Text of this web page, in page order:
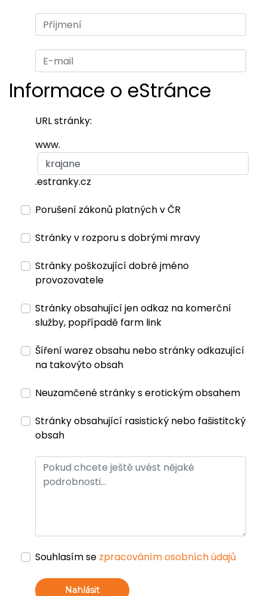
Informace o eStránce
URL stránky:
www.
.estranky.cz
Porušení zákonů platných v ČR
Stránky v rozporu s dobrými mravy
Stránky poškozující dobré jméno
provozovatele
Stránky obsahující jen odkaz na komerční
služby, popřípadě farm link
Šíření warez obsahu nebo stránky odkazující
na takovýto obsah
Neuzamčené stránky s erotickým obsahem
Stránky obsahující rasistický nebo fašistitcký
obsah
Souhlasím se zpracováním osobních údajů
Nahlásit